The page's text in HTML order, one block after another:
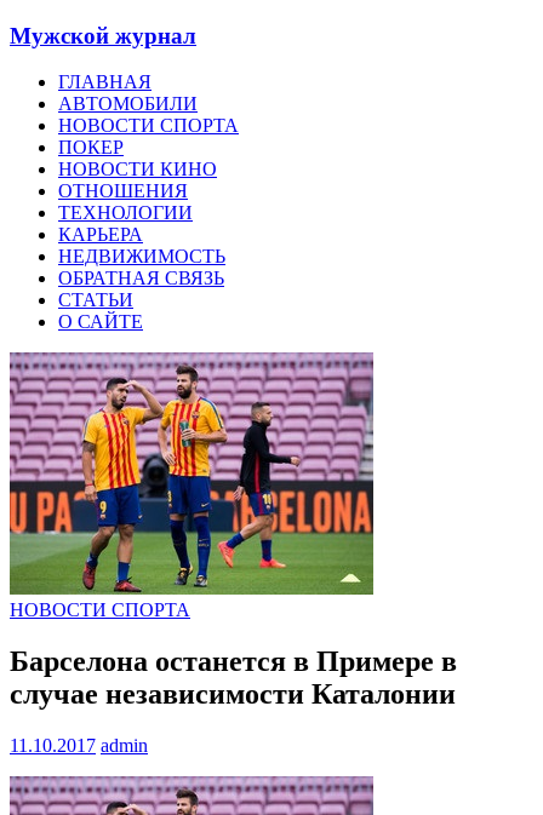
Мужской журнал
ГЛАВНАЯ
АВТОМОБИЛИ
НОВОСТИ СПОРТА
ПОКЕР
НОВОСТИ КИНО
ОТНОШЕНИЯ
ТЕХНОЛОГИИ
КАРЬЕРА
НЕДВИЖИМОСТЬ
ОБРАТНАЯ СВЯЗЬ
СТАТЬИ
О САЙТЕ
НОВОСТИ СПОРТА
Барселона останется в Примере в
случае независимости Каталонии
11.10.2017 admin